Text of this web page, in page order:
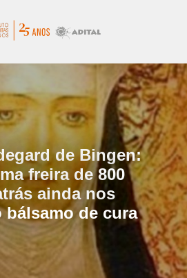
de Bingen:
freira de 800
ainda nos
bálsamo de cura